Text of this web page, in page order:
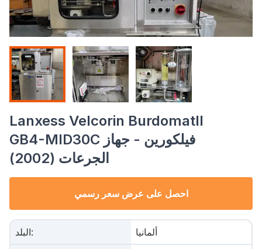
Lanxess Velcorin BurdomatII
GB4-MID30C فيلكورين - جهاز
الجرعات (2002)
احصل على عرض سعر رسمي
البلد: ألمانيا